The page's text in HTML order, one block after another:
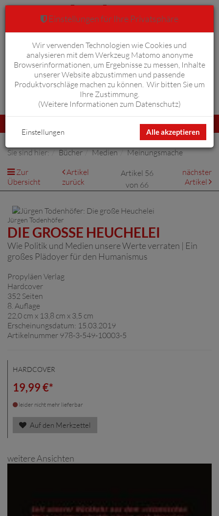
Anmelden Warenkorb 0
umschalten
Sie sind hier: Bücher Medien
Meinungsmache
Zur
Übersicht
Artikel
zurück
Artikel 56
von 66
nächster
Artikel
Jürgen Todenhöfer
DIE GROSSE HEUCHELEI
Wie Politik und Medien unsere Werte verraten | Ein
großes Plädoyer für den Humanismus
Propyläen Verlag
Hardcover
352 Seiten
8. Auflage
22,0 cm x 13,8 cm x 3,5 cm
Erscheinungsdatum: 15.03.2019
Artikelnummer 978-3-549-10003-5
HARDCOVER
19,99 €*
leider nicht mehr lieferbar
Auf den Merkzettel
weitere Ansichten
Einstellungen für Ihre Privatsphäre
Wir verwenden Technologien wie Cookies und
analysieren mit dem Werkzeug Matomo anonyme
Browserinformationen, um Ergebnisse zu messen, Inhalte
unserer Website abzustimmen und passende
Produktvorschläge machen zu können. Wir bitten Sie um
Ihre Zustimmung.
(Weitere Informationen zum Datenschutz)
Alle akzeptieren
Einstellungen